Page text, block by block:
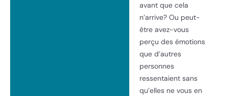
avant que cela
n’arrive? Ou peut-
être avez-vous
perçu des émotions
que d’autres
personnes
ressentaient sans
qu’elles ne vous en